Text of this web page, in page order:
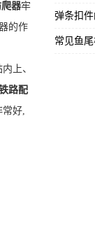
爬器牢
的作
上、
路配
常好,
弹条扣
常见鱼